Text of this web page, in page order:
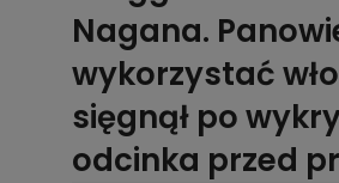
Nagana.
wykorzystać
sięgnął po
odcinka przed